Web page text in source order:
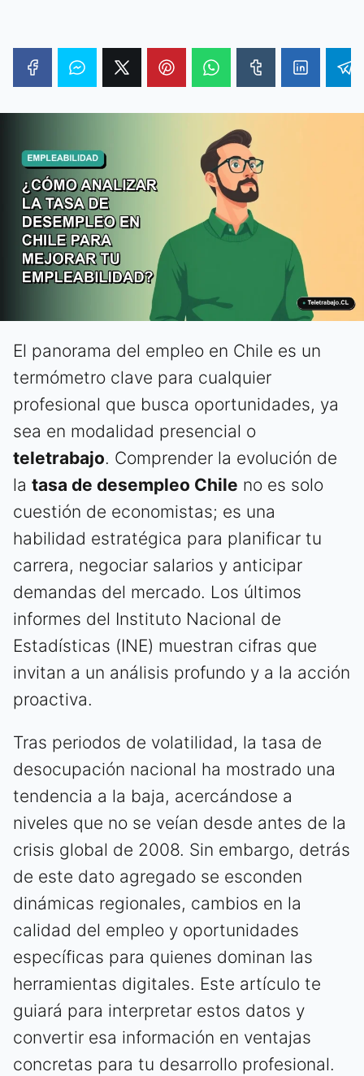
El panorama del empleo en Chile es un
termómetro clave para cualquier
profesional que busca oportunidades, ya
sea en modalidad presencial o
teletrabajo. Comprender la evolución de
la tasa de desempleo Chile no es solo
cuestión de economistas; es una
habilidad estratégica para planificar tu
carrera, negociar salarios y anticipar
demandas del mercado. Los últimos
informes del Instituto Nacional de
Estadísticas (INE) muestran cifras que
invitan a un análisis profundo y a la acción
proactiva.
Tras periodos de volatilidad, la tasa de
desocupación nacional ha mostrado una
tendencia a la baja, acercándose a
niveles que no se veían desde antes de la
crisis global de 2008. Sin embargo, detrás
de este dato agregado se esconden
dinámicas regionales, cambios en la
calidad del empleo y oportunidades
específicas para quienes dominan las
herramientas digitales. Este artículo te
guiará para interpretar estos datos y
convertir esa información en ventajas
concretas para tu desarrollo profesional.